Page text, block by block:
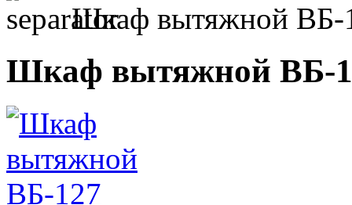
Шкаф вытяжной ВБ-
Шкаф вытяжной ВБ-